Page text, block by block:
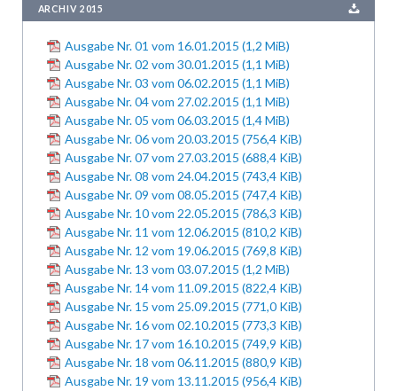
ARCHIV 2015
Ausgabe Nr. 01 vom 16.01.2015(1,2 MiB)
Ausgabe Nr. 02 vom 30.01.2015(1,1 MiB)
Ausgabe Nr. 03 vom 06.02.2015(1,1 MiB)
Ausgabe Nr. 04 vom 27.02.2015(1,1 MiB)
Ausgabe Nr. 05 vom 06.03.2015(1,4 MiB)
Ausgabe Nr. 06 vom 20.03.2015(756,4 KiB)
Ausgabe Nr. 07 vom 27.03.2015(688,4 KiB)
Ausgabe Nr. 08 vom 24.04.2015(743,4 KiB)
Ausgabe Nr. 09 vom 08.05.2015(747,4 KiB)
Ausgabe Nr. 10 vom 22.05.2015(786,3 KiB)
Ausgabe Nr. 11 vom 12.06.2015(810,2 KiB)
Ausgabe Nr. 12 vom 19.06.2015(769,8 KiB)
Ausgabe Nr. 13 vom 03.07.2015(1,2 MiB)
Ausgabe Nr. 14 vom 11.09.2015(822,4 KiB)
Ausgabe Nr. 15 vom 25.09.2015(771,0 KiB)
Ausgabe Nr. 16 vom 02.10.2015(773,3 KiB)
Ausgabe Nr. 17 vom 16.10.2015(749,9 KiB)
Ausgabe Nr. 18 vom 06.11.2015(880,9 KiB)
Ausgabe Nr. 19 vom 13.11.2015(956,4 KiB)